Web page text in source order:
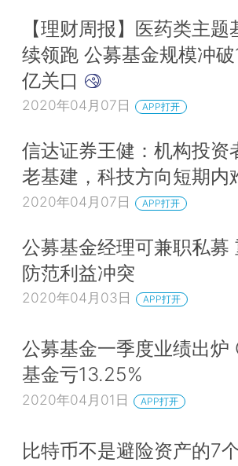
【理财周报】医药类主题
续领跑 公募基金规模冲
亿关口
2020年04月07日 APP打开
信达证券王健：机构投资
老基建，科技方向短期内
2020年04月07日 APP打开
公募基金经理可兼职私募
防范利益冲突
2020年04月03日 APP打开
公募基金一季度业绩出炉
基金亏13.25%
2020年04月01日 APP打开
比特币不是避险资产的7